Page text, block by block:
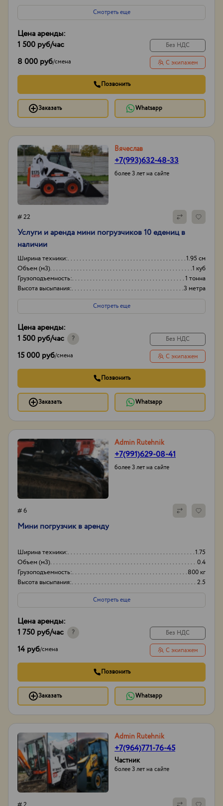
Смотреть еще
Цена аренды:
1 500 руб/час
8 000 руб/смена
Без НДС
С экипажем
Позвонить
Заказать Whatsapp
Вячеслав
+7(993)632-48-33
более 3 лет на сайте
# 22
Услуги и аренда мини погрузчиков 10 едениц в
наличии
Ширина техники:
1.95 см
Объем (м3)
1 куб
Грузоподъемность:
1 тонна
Высота высыпания:
3 метра
Смотреть еще
Цена аренды:
1 500 руб/час ?
15 000 руб/смена
Без НДС
С экипажем
Позвонить
Заказать Whatsapp
Admin Rutehnik
+7(991)629-08-41
более 3 лет на сайте
# 6
Мини погрузчик в аренду
Ширина техники:
1.75
Объем (м3)
0.4
Грузоподъемность:
800 кг
Высота высыпания:
2.5
Смотреть еще
Цена аренды:
1 750 руб/час ?
14 руб/смена
Без НДС
С экипажем
Позвонить
Заказать Whatsapp
Admin Rutehnik
+7(964)771-76-45
Частник
более 3 лет на сайте